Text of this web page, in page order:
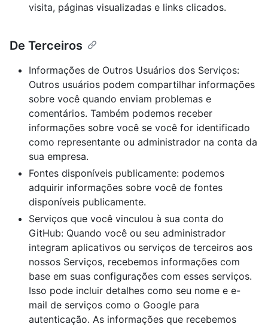
visita, páginas visualizadas e links clicados.
De Terceiros
Informações de Outros Usuários dos Serviços:
Outros usuários podem compartilhar informações
sobre você quando enviam problemas e
comentários. Também podemos receber
informações sobre você se você for identificado
como representante ou administrador na conta da
sua empresa.
Fontes disponíveis publicamente: podemos
adquirir informações sobre você de fontes
disponíveis publicamente.
Serviços que você vinculou à sua conta do
GitHub: Quando você ou seu administrador
integram aplicativos ou serviços de terceiros aos
nossos Serviços, recebemos informações com
base em suas configurações com esses serviços.
Isso pode incluir detalhes como seu nome e e-
mail de serviços como o Google para
autenticação. As informações que recebemos